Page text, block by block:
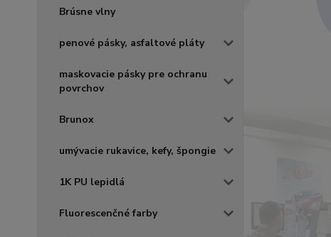
Brúsne vlny
penové pásky, asfaltové pláty
maskovacie pásky pre ochranu
povrchov
Brunox
umývacie rukavice, kefy, špongie
1K PU lepidlá
Fluorescenčné farby